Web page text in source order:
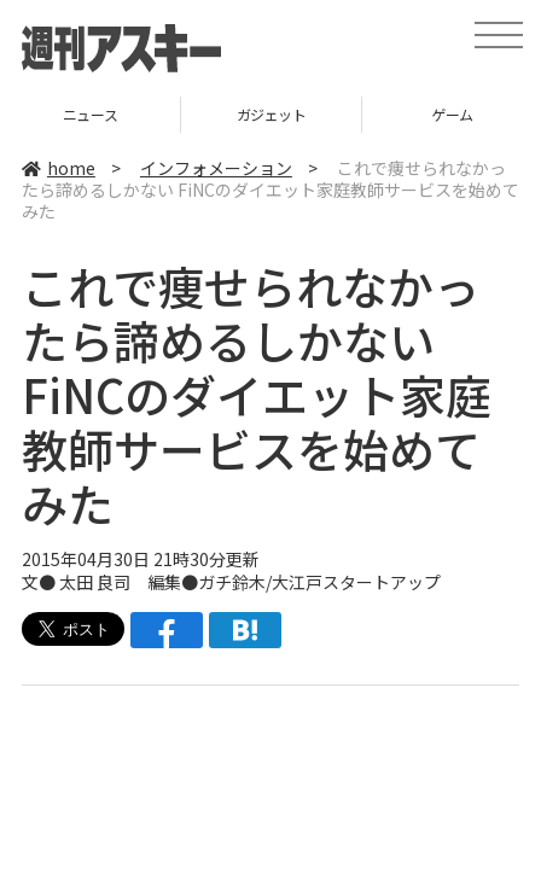
t
o
v
i
ニュース ガジェット ゲーム
home > インフォメーション >
これで痩せられなかっ
たら諦めるしかない FiNCのダイエット家庭教師サービスを始めて
みた
これで痩せられなかっ
たら諦めるしかない
FiNCのダイエット家庭
教師サービスを始めて
みた
2015年04月30日 21時30分更新
文● 太田 良司 編集●ガチ鈴木/大江戸スタートアップ